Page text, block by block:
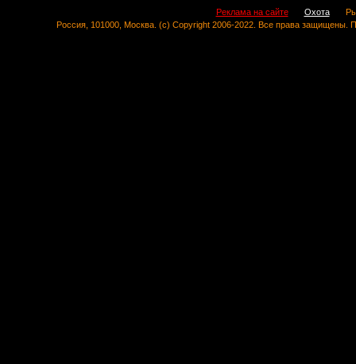
Реклама на сайте Охота
Россия, 101000, Москва. (c) Copyright 2006-2022. Все права защищены.